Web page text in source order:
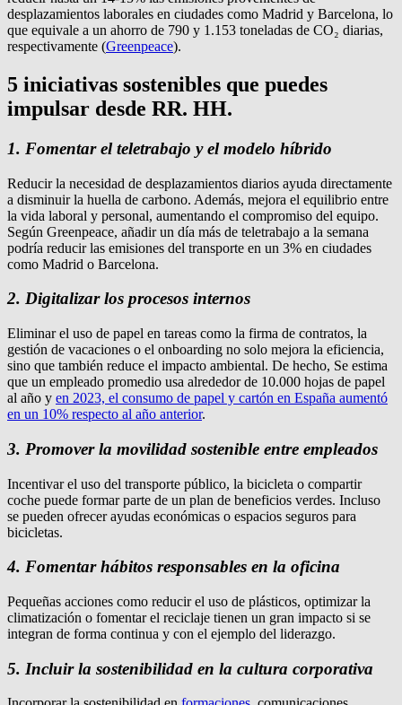
desplazamientos laborales en ciudades como Madrid y Barcelona, lo
que equivale a un ahorro de 790 y 1.153 toneladas de CO₂ diarias,
respectivamente (Greenpeace).
5 iniciativas sostenibles que puedes
impulsar desde RR. HH.
1. Fomentar el teletrabajo y el modelo híbrido
Reducir la necesidad de desplazamientos diarios ayuda directamente
a disminuir la huella de carbono. Además, mejora el equilibrio entre
la vida laboral y personal, aumentando el compromiso del equipo.
Según Greenpeace, añadir un día más de teletrabajo a la semana
podría reducir las emisiones del transporte en un 3% en ciudades
como Madrid o Barcelona.
2. Digitalizar los procesos internos
Eliminar el uso de papel en tareas como la firma de contratos, la
gestión de vacaciones o el onboarding no solo mejora la eficiencia,
sino que también reduce el impacto ambiental. De hecho, Se estima
que un empleado promedio usa alrededor de 10.000 hojas de papel
al año y en 2023, el consumo de papel y cartón en España aumentó
en un 10% respecto al año anterior.
3. Promover la movilidad sostenible entre empleados
Incentivar el uso del transporte público, la bicicleta o compartir
coche puede formar parte de un plan de beneficios verdes. Incluso
se pueden ofrecer ayudas económicas o espacios seguros para
bicicletas.
4. Fomentar hábitos responsables en la oficina
Pequeñas acciones como reducir el uso de plásticos, optimizar la
climatización o fomentar el reciclaje tienen un gran impacto si se
integran de forma continua y con el ejemplo del liderazgo.
5. Incluir la sostenibilidad en la cultura corporativa